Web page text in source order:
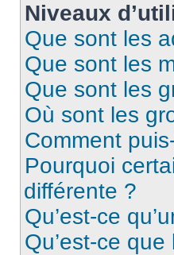
Niveaux
Que sont les
Que sont les
Que sont les
Où sont les
Comment
Pourquoi
différente ?
Qu’est-ce
Qu’est-ce que